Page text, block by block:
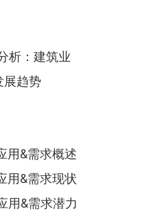
析：建筑业
展趋势
用&需求概述
用&需求现状
用&需求潜力